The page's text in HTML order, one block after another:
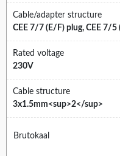
Cable/adapter structure
CEE 7/7 (E/F) plug, CEE 7/5
Rated voltage
230V
Cable structure
3x1.5mm<sup>2</sup>
Brutokaal